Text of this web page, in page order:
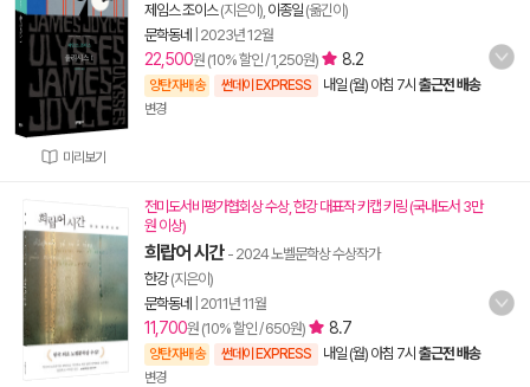
미리보기
제임스 조이스(지은이), 이종일 (옮긴이)
문학동네
2023년 12월
22,500원 (10% 할인 / 1,250원) 8.2
양탄자배송 썬데이 EXPRESS 내일 (월) 아침 7시 출근전 배송
변경
전미도서비평가협회상 수상, 한강 대표작 키캡 키링 (국내도서 3만
원 이상)
희랍어 시간 - 2024 노벨문학상 수상작가
한강(지은이)
문학동네
2011년 11월
11,700원 (10% 할인 / 650원) 8.7
양탄자배송 썬데이 EXPRESS 내일 (월) 아침 7시 출근전 배송
변경